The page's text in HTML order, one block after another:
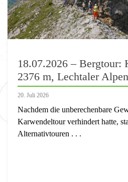
18.07.2026 – Bergtour:
2376 m, Lechtaler Alpen
20. Juli 2026
Nachdem die unberechenbare
Karwendeltour verhindert hatte,
Alternativtouren . . .